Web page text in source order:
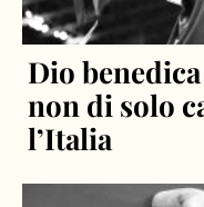
Dio
non di solo
l’Italia